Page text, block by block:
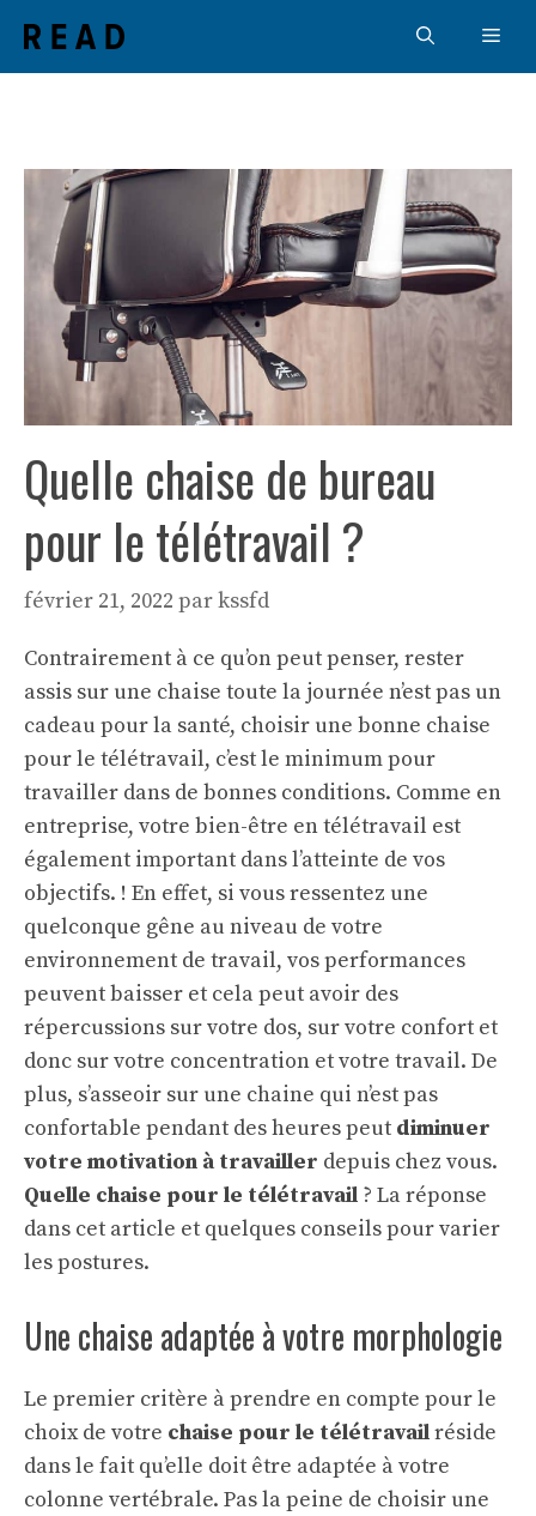
contenu
Quelle chaise de bureau
pour le télétravail ?
février 21, 2022 parkssfd
Contrairement à ce qu’on peut penser, rester
assis sur une chaise toute la journée n’est pas un
cadeau pour la santé, choisir une bonne chaise
pour le télétravail, c’est le minimum pour
travailler dans de bonnes conditions. Comme en
entreprise, votre bien-être entélétravail est
également important dans l’atteinte de vos
objectifs. ! En effet, si vous ressentez une
quelconque gêne au niveau de votre
environnement de travail, vos performances
peuvent baisser et cela peut avoir des
répercussions sur votre dos, sur votre confort et
donc sur votre concentration et votre travail. De
plus, s’asseoir sur une chaine qui n’est pas
confortable pendant des heures peut diminuer
votre motivation à travailler depuis chez vous.
Quelle chaise pour le télétravail ? La réponse
dans cet article et quelques conseils pour varier
les postures.
Une chaise adaptée à votre morphologie
Le premier critère à prendre en compte pour le
choix de votre chaise pour le télétravailréside
dans le fait qu’elle doit être adaptée à votre
colonne vertébrale. Pas la peine de choisir une